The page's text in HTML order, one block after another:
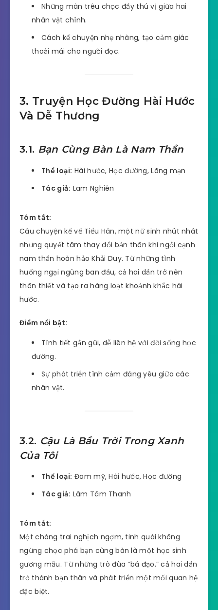
Những màn trêu chọc đầy thú vị giữa hai
nhân vật chính.
Cách kể chuyện nhẹ nhàng, tạo cảm giác
thoải mái cho người đọc.
3. Truyện Học Đường Hài Hước
Và Dễ Thương
3.1. Bạn Cùng Bàn Là Nam Thần
Thể loại: Hài hước, Học đường, Lãng mạn
Tác giả: Lam Nghiên
Tóm tắt:
Câu chuyện kể về Tiểu Hân, một nữ sinh nhút nhát
nhưng quyết tâm thay đổi bản thân khi ngồi cạnh
nam thần hoàn hảo Khải Duy. Từ những tình
huống ngại ngùng ban đầu, cả hai dần trở nên
thân thiết và tạo ra hàng loạt khoảnh khắc hài
hước.
Điểm nổi bật:
Tình tiết gần gũi, dễ liên hệ với đời sống học
đường.
Sự phát triển tình cảm đáng yêu giữa các
nhân vật.
3.2. Cậu Là Bầu Trời Trong Xanh
Của Tôi
Thể loại: Đam mỹ, Hài hước, Học đường
Tác giả: Lâm Tâm Thanh
Tóm tắt:
Một chàng trai nghịch ngợm, tinh quái không
ngừng chọc phá bạn cùng bàn là một học sinh
gương mẫu. Từ những trò đùa “bá đạo,” cả hai dần
trở thành bạn thân và phát triển một mối quan hệ
đặc biệt.